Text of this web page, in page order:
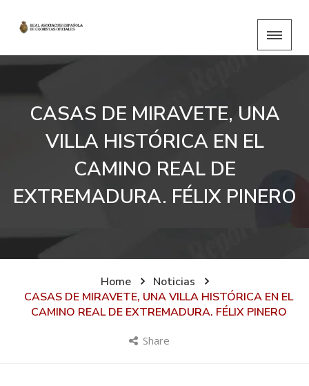
CASAS DE MIRAVETE, UNA
VILLA HISTÓRICA EN EL
CAMINO REAL DE
EXTREMADURA. FÉLIX PINERO
Home
Noticias
CASAS DE MIRAVETE, UNA VILLA HISTÓRICA EN EL
CAMINO REAL DE EXTREMADURA. FÉLIX PINERO
Share